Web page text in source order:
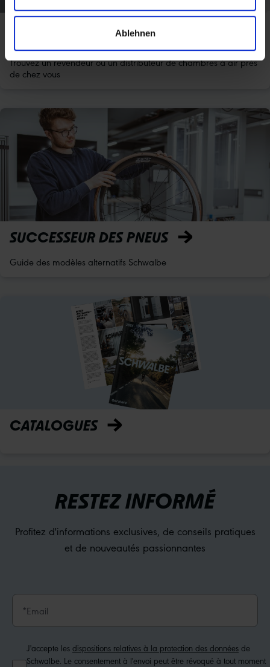
Ablehnen
REVENDEURS & DISTRIBUTEURS DE
CHAMBRES À AIR
Trouvez un revendeur ou un distributeur de chambres à air près
de chez vous
SUCCESSEUR DES PNEUS
Guide des modèles alternatifs Schwalbe
CATALOGUES
RESTEZ INFORMÉ
Profitez d'informations exclusives, de conseils pratiques
et de nouveautés passionnantes
J'accepte les dispositions relatives à la protection des données de
Schwalbe. Le consentement à l'envoi peut être révoqué à tout moment